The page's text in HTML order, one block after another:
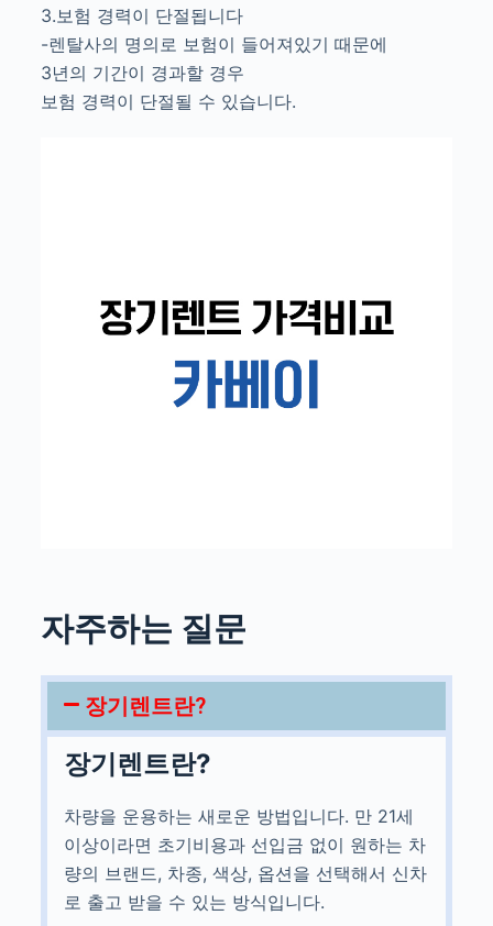
3.보험 경력이 단절됩니다
-렌탈사의 명의로 보험이 들어져있기 때문에
3년의 기간이 경과할 경우
보험 경력이 단절될 수 있습니다.
자주하는 질문
장기렌트란?
장기렌트란?
차량을 운용하는 새로운 방법입니다. 만 21세
이상이라면 초기비용과 선입금 없이 원하는 차
량의 브랜드, 차종, 색상, 옵션을 선택해서 신차
로 출고 받을 수 있는 방식입니다.